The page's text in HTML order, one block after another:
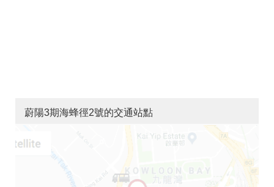
蔚陽3期海蜂徑2號的交通站點